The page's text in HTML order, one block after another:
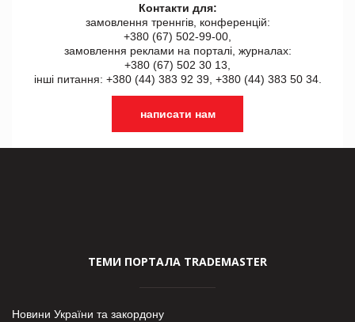
Контакти для:
замовлення треннгів, конференцій:
+380 (67) 502-99-00,
замовлення реклами на порталі, журналах:
+380 (67) 502 30 13,
інші питання: +380 (44) 383 92 39, +380 (44) 383 50 34.
написати нам
ТЕМИ ПОРТАЛА TRADEMASTER
Новини України та закордону